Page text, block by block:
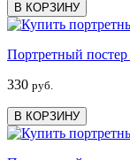
В КОРЗИНУ
Портретный постер
330 руб.
В КОРЗИНУ